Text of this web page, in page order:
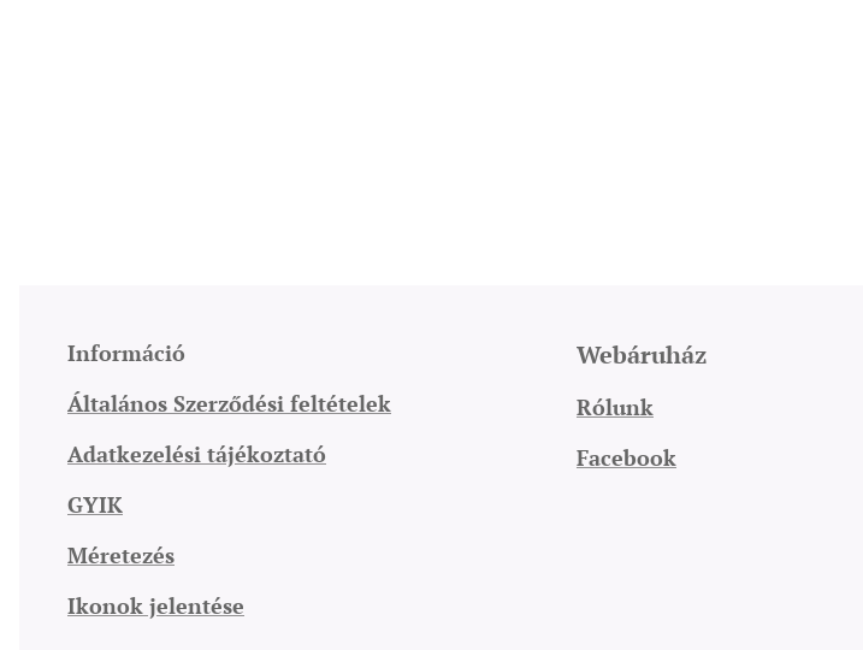
Információ
Általános Szerződési feltételek
Adatkezelési tájékoztató
GYIK
Méretezés
Ikonok jelentése
Webáruház
Rólunk
Facebook